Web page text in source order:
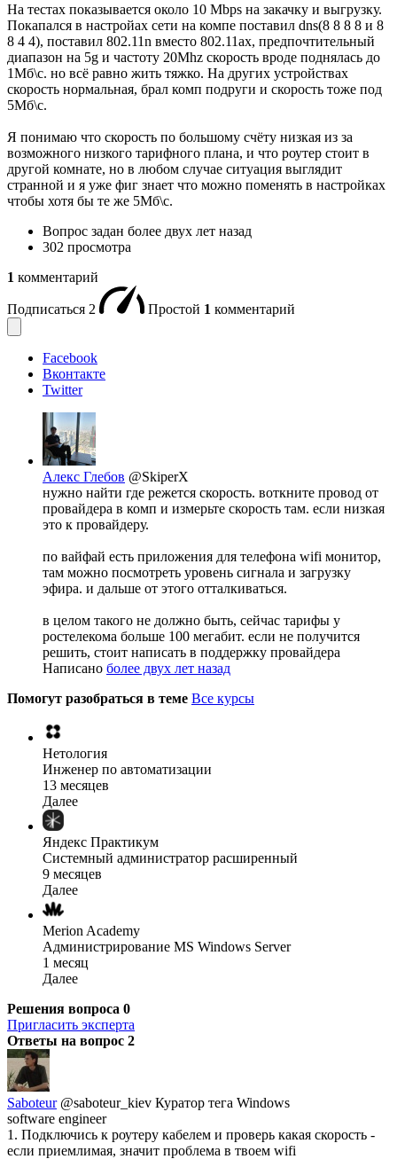
На тестах показывается около 10 Mbps на закачку и выгрузку.
Покапался в настройах сети на компе поставил dns(8 8 8 8 и 8
8 4 4), поставил 802.11n вместо 802.11ax, предпочтительный
диапазон на 5g и частоту 20Mhz скорость вроде поднялась до
1Мб\с. но всё равно жить тяжко. На других устройствах
скорость нормальная, брал комп подруги и скорость тоже под
5Мб\с.
Я понимаю что скорость по большому счёту низкая из за
возможного низкого тарифного плана, и что роутер стоит в
другой комнате, но в любом случае ситуация выглядит
странной и я уже фиг знает что можно поменять в настройках
чтобы хотя бы те же 5Мб\с.
Вопрос задан более двух лет назад
302 просмотра
1 комментарий
Подписаться 2 Простой 1 комментарий
Facebook
Вконтакте
Twitter
Алекс Глебов @SkiperX
нужно найти где режется скорость. воткните провод от
провайдера в комп и измерьте скорость там. если низкая
это к провайдеру.
по вайфай есть приложения для телефона wifi монитор,
там можно посмотреть уровень сигнала и загрузку
эфира. и дальше от этого отталкиваться.
в целом такого не должно быть, сейчас тарифы у
ростелекома больше 100 мегабит. если не получится
решить, стоит написать в поддержку провайдера
Написано более двух лет назад
Помогут разобраться в теме Все курсы
Нетология
Инженер по автоматизации
13 месяцев
Далее
Яндекс Практикум
Системный администратор расширенный
9 месяцев
Далее
Merion Academy
Администрирование MS Windows Server
1 месяц
Далее
Решения вопроса 0
Пригласить эксперта
Ответы на вопрос 2
Saboteur @saboteur_kiev Куратор тега Windows
software engineer
1. Подключись к роутеру кабелем и проверь какая скорость -
если приемлимая, значит проблема в твоем wifi